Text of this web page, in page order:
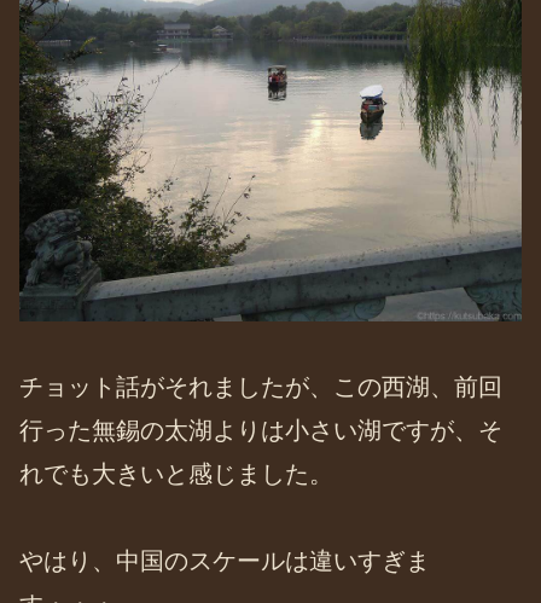
チョット話がそれましたが、この西湖、前回
行った無錫の太湖よりは小さい湖ですが、そ
れでも大きいと感じました。
やはり、中国のスケールは違いすぎま